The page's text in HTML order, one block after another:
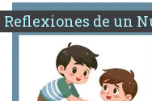
Reflexiones de un